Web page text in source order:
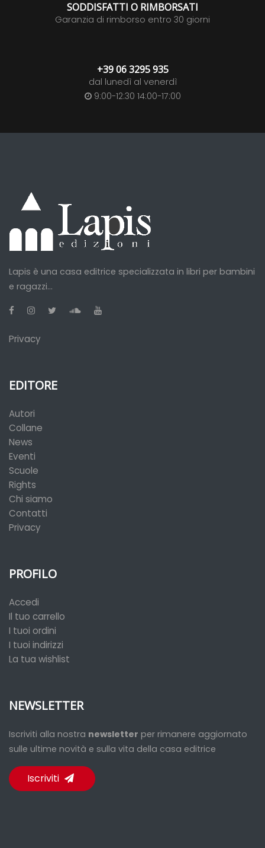
SODDISFATTI O RIMBORSATI
Garanzia di rimborso entro 30 giorni
+39 06 3295 935
dal lunedì al venerdì
9:00-12:30 14:00-17:00
Lapis è una casa editrice specializzata in libri per bambini
e ragazzi...
Privacy
EDITORE
Autori
Collane
News
Eventi
Scuole
Rights
Chi siamo
Contatti
Privacy
PROFILO
Accedi
Il tuo carrello
I tuoi ordini
I tuoi indirizzi
La tua wishlist
NEWSLETTER
Iscriviti alla nostra newsletter per rimanere aggiornato
sulle ultime novità e sulla vita della casa editrice
Iscriviti